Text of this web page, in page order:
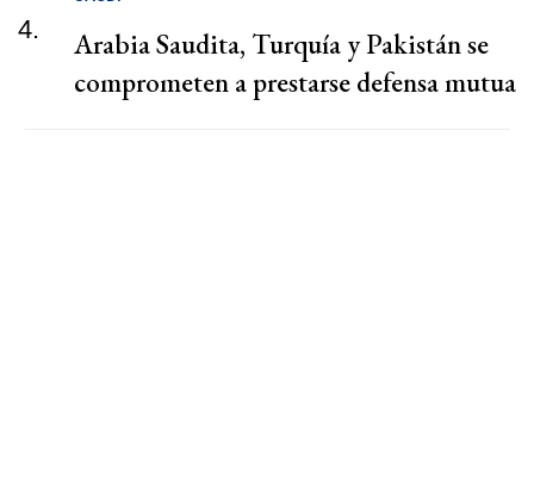
4.
Arabia Saudita, Turquía y Pakistán se
comprometen a prestarse defensa mutua